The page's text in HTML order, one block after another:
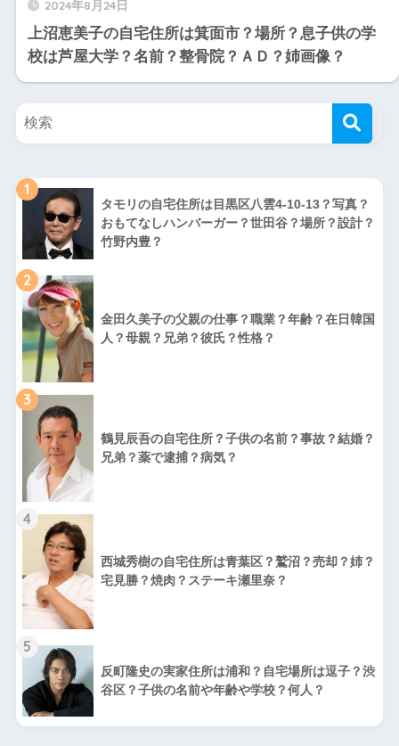
2024年8月24日
上沼恵美子の自宅住所は箕面市？場所？息子供の学
校は芦屋大学？名前？整骨院？ＡＤ？姉画像？
1
タモリの自宅住所は目黒区八雲4-10-13？写真？
おもてなしハンバーガー？世田谷？場所？設計？
竹野内豊？
2
金田久美子の父親の仕事？職業？年齢？在日韓国
人？母親？兄弟？彼氏？性格？
3
鶴見辰吾の自宅住所？子供の名前？事故？結婚？
兄弟？薬で逮捕？病気？
4
西城秀樹の自宅住所は青葉区？鷲沼？売却？姉？
宅見勝？焼肉？ステーキ瀬里奈？
5
反町隆史の実家住所は浦和？自宅場所は逗子？渋
谷区？子供の名前や年齢や学校？何人？